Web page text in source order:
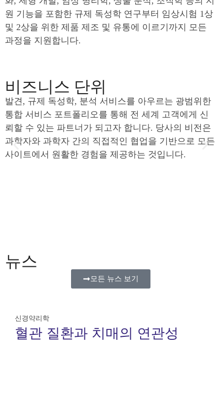
원 기능을 포함한 규제 독성학 연구부터 임상시험 1상
및 2상을 위한 제품 제조 및 유통에 이르기까지 모든
과정을 지원합니다.
비즈니스 단위
발견, 규제 독성학, 분석 서비스를 아우르는 광범위한
통합 서비스 포트폴리오를 통해 전 세계 고객에게 신
뢰할 수 있는 파트너가 되고자 합니다. 당사의 비전은
과학자와 과학자 간의 직접적인 협업을 기반으로 모든
사이트에서 원활한 경험을 제공하는 것입니다.
뉴스
모든 뉴스 보기
신경약리학
혈관 질환과 치매의 연관성